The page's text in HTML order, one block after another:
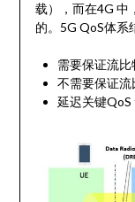
载），而在4G 中
的。5G QoS体系
需要保证流
不需要保证
延迟关键